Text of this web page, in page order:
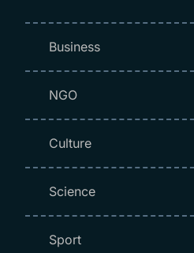
Business
NGO
Culture
Science
Sport